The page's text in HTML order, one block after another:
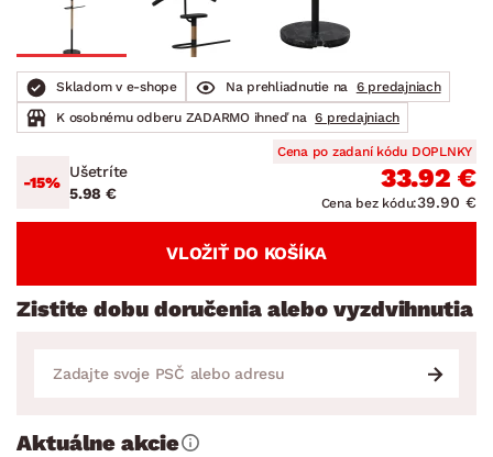
Skladom v e-shope Na prehliadnutie na
6 predajniach
K osobnému odberu ZADARMO ihneď na 6 predajniach
-15%
Ušetríte
5.98 €
Cena po zadaní kódu DOPLNKY
33.92 €
Cena bez kódu:39.90 €
VLOŽIŤ DO KOŠÍKA
Zistite dobu doručenia alebo vyzdvihnutia
Aktuálne akcie